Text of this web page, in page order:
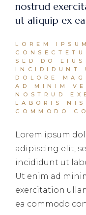
nostrud
ut aliquip ex
LOREM
SED DO
INCIDIDUNT
DOLORE
AD MINIM
NOSTRUD
LABORIS
COMMODO
Lorem ipsum
adipiscing elit,
incididunt ut
Ut enim ad
exercitation
ea commodo